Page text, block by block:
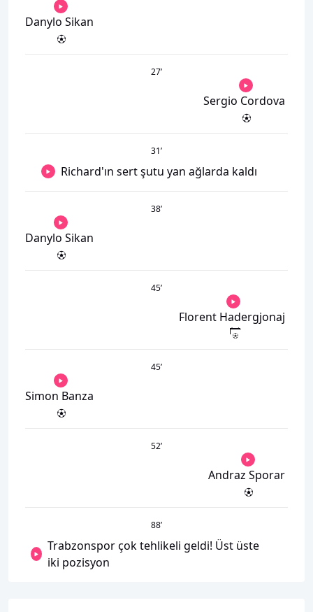
Danylo Sikan
27’
Sergio Cordova
31’
Richard'ın sert şutu yan ağlarda kaldı
38’
Danylo Sikan
45’
Florent Hadergjonaj
45’
Simon Banza
52’
Andraz Sporar
88’
Trabzonspor çok tehlikeli geldi! Üst üste
iki pozisyon